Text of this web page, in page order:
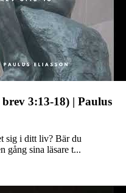
3:13-18) | Paulus
sig i ditt liv? Bär du
gång sina läsare t...